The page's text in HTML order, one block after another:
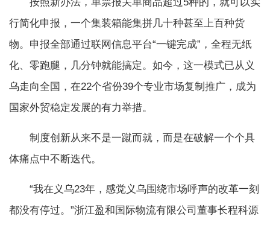
行简化申报，一个集装箱能集拼几十种甚至上百种货
物。申报全部通过联网信息平台“一键完成”，全程无纸
化、零跑腿，几分钟就能搞定。如今，这一模式已从义
乌走向全国，在22个省份39个专业市场复制推广，成为
国家外贸稳定发展的有力举措。
制度创新从来不是一蹴而就，而是在破解一个个具
体痛点中不断迭代。
“我在义乌23年，感觉义乌围绕市场呼声的改革一刻
都没有停过。”浙江盈和国际物流有限公司董事长程科源